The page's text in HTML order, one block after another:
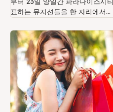
표하는 뮤지션들을 한 자리에서...